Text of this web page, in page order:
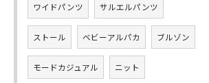
ワイドパンツ サルエルパンツ
ストール ベビーアルパカ ブルゾン
モードカジュアル ニット